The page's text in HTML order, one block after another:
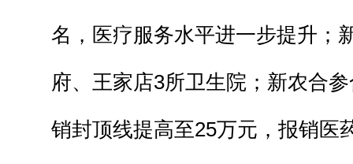
名，医疗服务水平进一步提升；
府、王家店3所卫生院；新农合
销封顶线提高至25万元，报销医